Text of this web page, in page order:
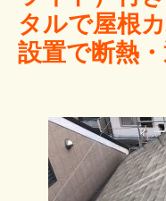
タルで屋根
設置で断熱